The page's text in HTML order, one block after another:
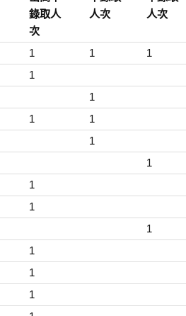
錄取人
次
人次
人次
1 1
1
1
1
1
1
1
1
1
1
1
1
1
1